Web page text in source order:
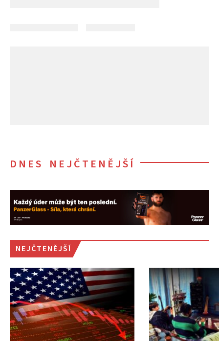
DNES NEJČTENĚJŠÍ
NEJČTENĚJŠÍ